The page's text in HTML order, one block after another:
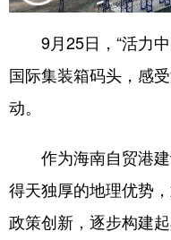
9月25日，“活力中
国际集装箱码头，感
动。
作为海南自贸港建
得天独厚的地理优势
政策创新，逐步构建